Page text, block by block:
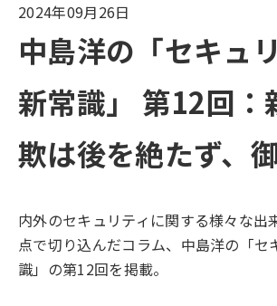
2024年09月26日
中島洋の「セキュ
新常識」 第12回：
欺は後を絶たず、
内外のセキュリティに関する様々な出
点で切り込んだコラム、中島洋の「セ
識」の第12回を掲載。